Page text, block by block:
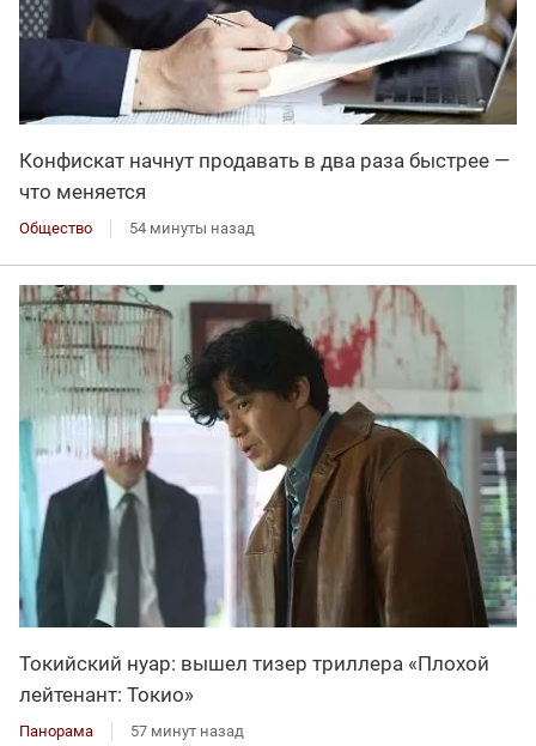
Конфискат начнут продавать в два раза быстрее —
что меняется
Общество 54 минуты назад
Токийский нуар: вышел тизер триллера «Плохой
лейтенант: Токио»
Панорама 57 минут назад